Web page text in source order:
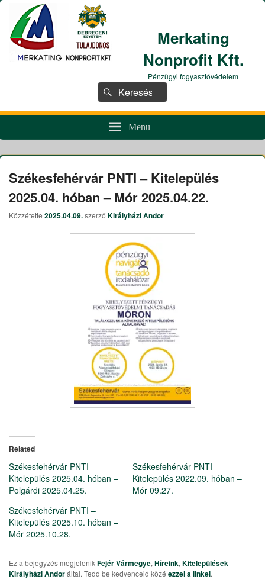
Merkating
Nonprofit Kft.
Pénzügyi fogyasztóvédelem
Search
for:
Search
Menu
Székesfehérvár PNTI – Kitelepülés
2025.04. hóban – Mór 2025.04.22.
Közzétette 2025.04.09.szerző Királyházi Andor
Related
Székesfehérvár PNTI –
Kitelepülés 2025.04. hóban –
Polgárdi 2025.04.25.
Székesfehérvár PNTI –
Kitelepülés 2022.09. hóban –
Mór 09.27.
Székesfehérvár PNTI –
Kitelepülés 2025.10. hóban –
Mór 2025.10.28.
Ez a bejegyzés megjelenikFejér Vármegye, Híreink, Kitelepülések
Királyházi Andoráltal. Tedd be kedvenceid közé ezzel a linkel.